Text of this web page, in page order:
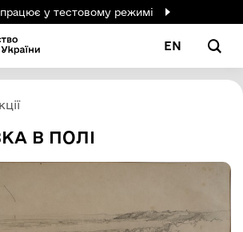
у тестовому режимі
EN
В ПОЛІ